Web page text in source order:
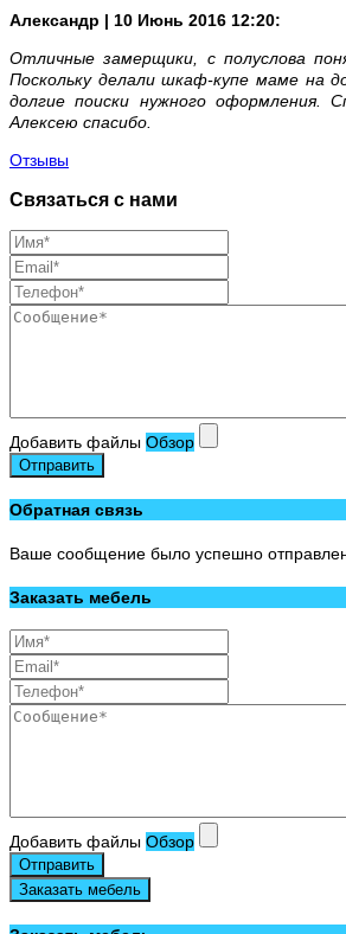
Александр | 10 Июнь 2016 12:20:
Отличные замерщики, с полуслова
Поскольку делали шкаф-купе маме на
долгие поиски нужного оформления.
Алексею спасибо.
Отзывы
Связаться с нами
Добавить файлы Обзор
Отправить
Обратная связь
Ваше сообщение было успешно
Заказать мебель
Добавить файлы Обзор
Отправить
Заказать мебель